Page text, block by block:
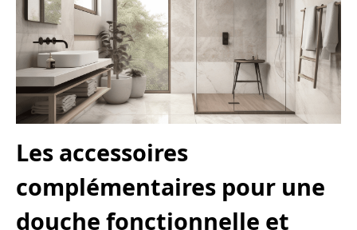
Les accessoires
complémentaires pour une
douche fonctionnelle et